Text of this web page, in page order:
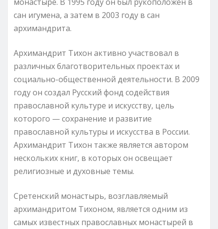
сан игумена, а затем в 2003 году в сан
архимандрита.
Архимандрит Тихон активно участвовал в
различных благотворительных проектах и
социально-общественной деятельности. В 2009
году он создал Русский фонд содействия
православной культуре и искусству, цель
которого — сохранение и развитие
православной культуры и искусства в России.
Архимандрит Тихон также является автором
нескольких книг, в которых он освещает
религиозные и духовные темы.
Сретенский монастырь, возглавляемый
архимандритом Тихоном, является одним из
самых известных православных монастырей в